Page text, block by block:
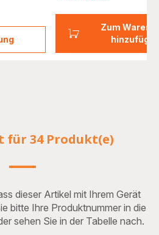
Zum
für 34 Produkt(e)
dieser Artikel mit Ihrem Gerät
bitte Ihre Produktnummer in die
sehen Sie in der Tabelle nach.